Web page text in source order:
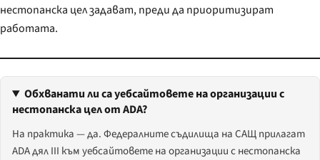
нестопанска цел задават, преди да приоритизират
работата.
Обхванати ли са уебсайтовете на организации с
нестопанска цел от ADA?
На практика — да. Федералните съдилища на САЩ прилагат
ADA дял III към уебсайтовете на организации с нестопанска